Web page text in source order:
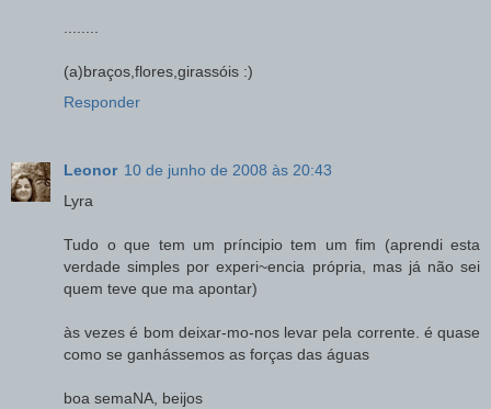
........
(a)braços,flores,girassóis :)
Responder
Leonor 10 de junho de 2008 às 20:43
Lyra
Tudo o que tem um príncipio tem um fim (aprendi esta
verdade simples por experi~encia própria, mas já não sei
quem teve que ma apontar)
às vezes é bom deixar-mo-nos levar pela corrente. é quase
como se ganhássemos as forças das águas
boa semaNA, beijos